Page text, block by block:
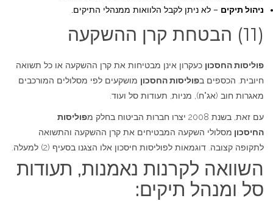
ניהול תיקים – לא ניתן לקבל הלוואות ממנהלי התיקים.
(11) הבטחת קרן ההשקעה
פוליסות החסכון כעקרון אינן מבטיחות את קרן ההשקעה או כל תשואה
חיובית. הכספים בפוליסות החסכון מושקעים לפי מסלולים המורכבים
מאגרות חוב (אג"ח), מניות, תעודות סל ועוד.
עם זאת, בשנת 2008 יצרו חברות הביטוח בחלק מ
פוליסות
החיסכון מסלולי השקעה המבטיחים את קרן ההשקעה והתשואה
לתקופה קצובה. דוגמאות לפוליסות חיסכון אלו הצגנו בסעיף (2) למעלה.
השוואה לקרנות נאמנות, תעודות
סל ומנהל תיקים: